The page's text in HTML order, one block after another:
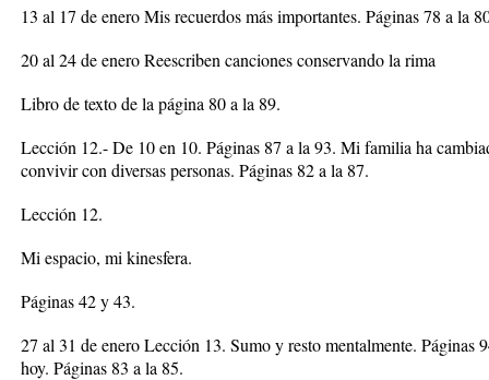
13 al 17 de enero Mis recuerdos más importantes. Páginas 78 a la
20 al 24 de enero Reescriben canciones conservando la rima
Libro de texto de la página 80 a la 89.
Lección 12.- De 10 en 10. Páginas 87 a la 93. Mi familia ha
convivir con diversas personas. Páginas 82 a la 87.
Lección 12.
Mi espacio, mi kinesfera.
Páginas 42 y 43.
27 al 31 de enero Lección 13. Sumo y resto mentalmente. Páginas
hoy. Páginas 83 a la 85.